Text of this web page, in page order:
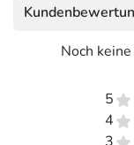
Noch
5
4